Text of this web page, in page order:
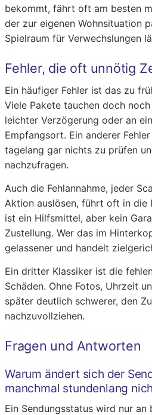
bekommt, fährt oft am besten
der zur eigenen Wohnsituation
Spielraum für Verwechslungen
Fehler, die oft unnötig
Ein häufiger Fehler ist das zu
Viele Pakete tauchen doch
leichter Verzögerung oder an
Empfangsort. Ein anderer
tagelang gar nichts zu prüfen
nachzufragen.
Auch die Fehlannahme, jeder
Aktion auslösen, führt oft in die
ist ein Hilfsmittel, aber kein
Zustellung. Wer das im
gelassener und handelt
Ein dritter Klassiker ist die
Schäden. Ohne Fotos, Uhrzeit
später deutlich schwerer, den
nachzuvollziehen.
Fragen und Antworten
Warum ändert sich der
manchmal stundenlang
Ein Sendungsstatus wird nur an